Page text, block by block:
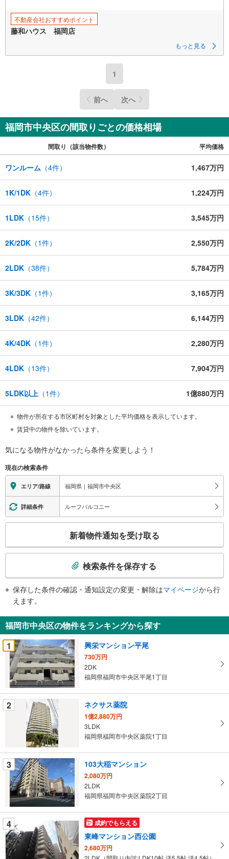
不動産会社おすすめポイント
藤和ハウス 福岡店
もっと見る
1
前へ 次へ
福岡市中央区の間取りごとの価格相場
間取り（該当物件数） 平均価格
ワンルーム （4件） 1,467万円
1K/1DK （4件） 1,224万円
1LDK （15件） 3,545万円
2K/2DK （1件） 2,550万円
2LDK （38件） 5,784万円
3K/3DK （1件） 3,165万円
3LDK （42件） 6,144万円
4K/4DK （1件） 2,280万円
4LDK （13件） 7,904万円
5LDK以上 （1件） 1億880万円
物件が所在する市区町村を対象とした平均価格を表示しています。
賃貸中の物件を除いています。
気になる物件がなかったら条件を変更しよう！
現在の検索条件
エリア/路線 福岡県｜福岡市中央区
詳細条件 ルーフバルコニー
検
知
を
受
け
取
る
・
条
件
ペ
ー
ジ
に
保
存
す
る
新着物件通知を受け取る
検索条件を保存する
保存した条件の確認・通知設定の変更・解除はマイページから行
えます。
福岡市中央区の物件をランキングから探す
1
興栄マンション平尾
730万円
2DK
福岡県福岡市中央区平尾1丁目
2 ネクサス薬院
1億2,880万円
3LDK
福岡県福岡市中央区薬院1丁目
3 103大稲マンション
2,080万円
2LDK
福岡県福岡市中央区薬院2丁目
4 成約でもらえる
東峰マンション西公園
2,680万円